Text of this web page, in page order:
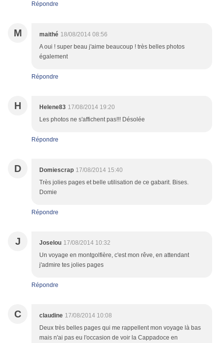
Répondre
M maithé 18/08/2014 08:56
A oui ! super beau j'aime beaucoup ! très belles photos
également
Répondre
H Helene83 17/08/2014 19:20
Les photos ne s'affichent pas!!! Désolée
Répondre
D Domiescrap 17/08/2014 15:40
Très jolies pages et belle utilisation de ce gabarit. Bises.
Domie
Répondre
J Joselou 17/08/2014 10:32
Un voyage en montgolfière, c'est mon rêve, en attendant
j'admire tes jolies pages
Répondre
C claudine 17/08/2014 10:08
Deux très belles pages qui me rappellent mon voyage là bas
mais n'ai pas eu l'occasion de voir la Cappadoce en